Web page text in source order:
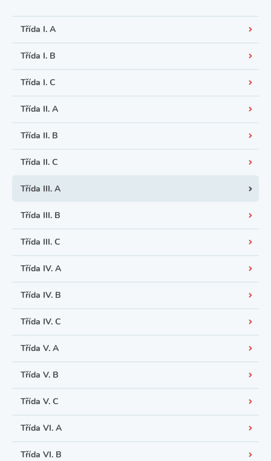
Třída I. A
Třída I. B
Třída I. C
Třída II. A
Třída II. B
Třída II. C
Třída III. A
Třída III. B
Třída III. C
Třída IV. A
Třída IV. B
Třída IV. C
Třída V. A
Třída V. B
Třída V. C
Třída VI. A
Třída VI. B